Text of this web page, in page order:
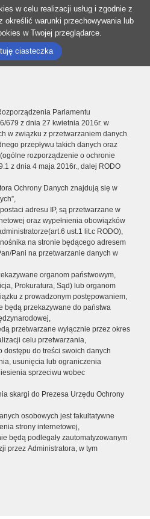
w celu realizacji usług i zgodnie z
określić warunki przechowywania lub
w Twojej przeglądarce.
ciasteczka
Parlamentu
679 z dnia 27 kwietnia 2016r. w
w związku z przetwarzaniem danych
przepływu takich danych oraz
rozporządzenie o ochronie
z dnia 4 maja 2016r., dalej RODO
Ochrony Danych znajdują się w
adresu IP, są przetwarzane w
oraz wypełnienia obowiązków
ust.1 lit.c RODO),
na stronie będącego adresem
Pani na przetwarzanie danych w
organom państwowym,
Prokuratura, Sąd) lub organom
z prowadzonym postępowaniem,
będą przekazywane do państwa
przetwarzane wyłącznie przez okres
celu przetwarzania,
dostępu do treści swoich danych
usunięcia lub ograniczenia
sprzeciwu wobec
skargi do Prezesa Urzędu Ochrony
osobowych jest fakultatywne
strony internetowej,
będą podlegały zautomatyzowanym
przez Administratora, w tym